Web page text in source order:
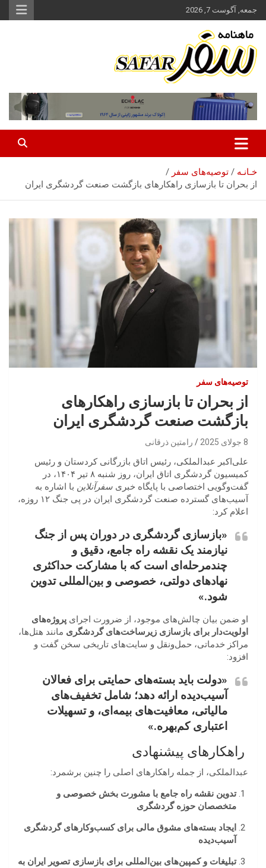
محتوا
بروید
جمعه, آگوست 7, 2026
سفر آنلاین
خـانـه
توصیه‌های سفر
از بحران تا بازسازی راهکارهای بازگشت صنعت گردشگری ایران
توصیه‌های سفر
از بحران تا بازسازی راهکارهای
بازگشت صنعت گردشگری ایران
8 جولای 2025 رامتین ذرقانی
علی‌اکبر عبدالملکی، رئیس اتاق بازرگانی کردستان و رئیس
کمیسیون گردشگری اتاق ایران، روز شنبه ۸ تیر ۱۴۰۴، در
گفت‌وگویی اختصاصی با پایگاه خبری سفرآنلاین با اشاره به
آسیب‌های گسترده صنعت گردشگری ایران در پی جنگ ۱۲ روزه،
اعلام کرد:
«بازسازی گردشگری در دوران پس از جنگ
نیازمند یک نقشه راه جامع، دقیق و
چندمرحله‌ای است که با مشارکت حداکثری
نهادهای دولتی، خصوصی و بین‌المللی تدوین
شود.»
او ضمن بیان چالش‌های موجود، از ضرورت اجرای پروژه‌های
اولویت‌دار برای بازسازی زیرساخت‌های گردشگری مانند هتل‌ها،
مراکز خدماتی، حمل‌ونقل و سایت‌های تاریخی سخن گفت و
افزود:
«دولت باید بسته‌های حمایتی برای فعالان
آسیب‌دیده ارائه دهد؛ شامل تخفیف‌های
مالیاتی، معافیت‌های بیمه‌ای، و تسهیلات
اعتباری کم‌بهره.»
راهکارهای پیشنهادی
عبدالملکی، از جمله راهکارهای اصلی را چنین برشمرد:
تدوین نقشه راه جامع با مشورت بخش خصوصی و
متخصصان حوزه گردشگری
ایجاد بسته‌های مشوق مالی برای کسب‌وکارهای گردشگری
آسیب‌دیده
تبلیغات و کمپین‌های بین‌المللی برای بازسازی تصویر ایران به